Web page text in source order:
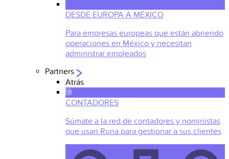
DESDE EUROPA A MÉXICO
Para empresas europeas que están abriendo
operaciones en México y necesitan
administrar empleados
Partners
Atrás
CONTADORES
Súmate a la red de contadores y noministas
que usan Runa para gestionar a sus clientes